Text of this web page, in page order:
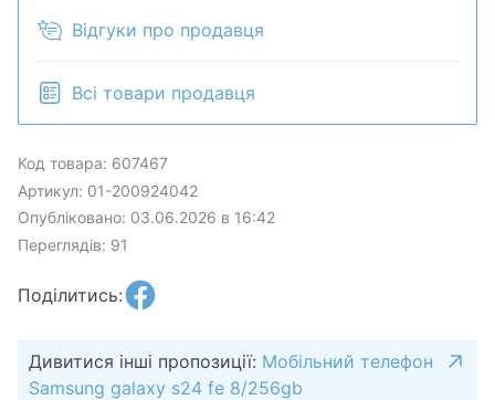
Відгуки про продавця
Всі товари продавця
Код товара: 607467
Артикул: 01-200924042
Опубліковано: 03.06.2026 в 16:42
Переглядів: 91
Поділитись:
Дивитися інші пропозиції: Мобільний телефон
Samsung galaxy s24 fe 8/256gb